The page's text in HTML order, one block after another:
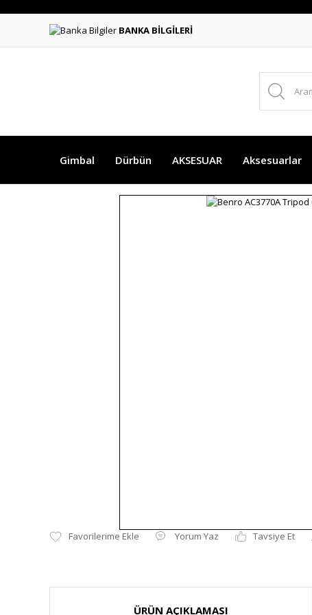
BANKA BİLGİLERİ
Gimbal Dürbün AKSESUAR Aksesuarlar
Yorum Yaz Tavsiye Et
ÜRÜN AÇIKLAMASI